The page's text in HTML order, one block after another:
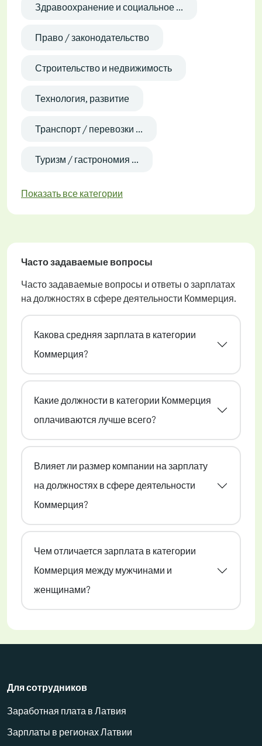
Здравоохранение и социальное ...
Право / законодательство
Строительство и недвижимость
Технология, развитие
Транспорт / перевозки ...
Туризм / гастрономия ...
Показать все категории
Часто задаваемые вопросы
Часто задаваемые вопросы и ответы о зарплатах
на должностях в сфере деятельности Коммерция.
Какова средняя зарплата в категории
Коммерция?
Какие должности в категории Коммерция
оплачиваются лучше всего?
Влияет ли размер компании на зарплату
на должностях в сфере деятельности
Коммерция?
Чем отличается зарплата в категории
Коммерция между мужчинами и
женщинами?
Для сотрудников
Заработная плата в Латвия
Зарплаты в регионах Латвии